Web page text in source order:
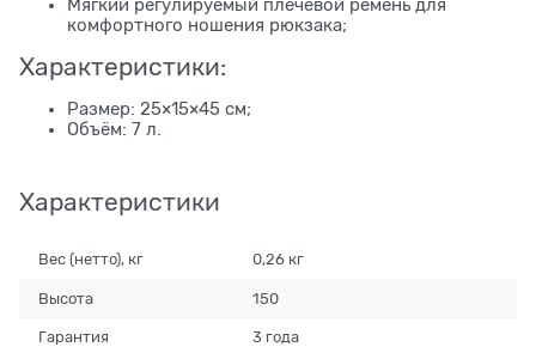
Мягкий регулируемый плечевой ремень для
комфортного ношения рюкзака;
Характеристики:
Размер: 25×15×45 см;
Объём: 7 л.
Характеристики
Вес (нетто), кг 0,26 кг
Высота 150
Гарантия 3 года